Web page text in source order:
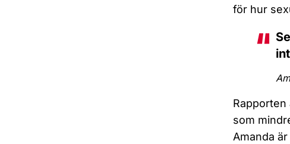
för hur
som
Amanda